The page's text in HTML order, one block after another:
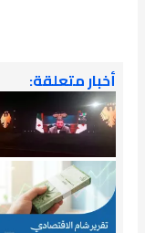
أخبار متعلقة: